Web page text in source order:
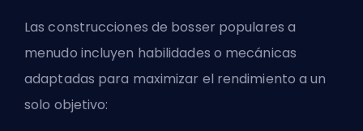
Las construcciones de bosser populares a
menudo incluyen habilidades o mecánicas
adaptadas para maximizar el rendimiento a un
solo objetivo: